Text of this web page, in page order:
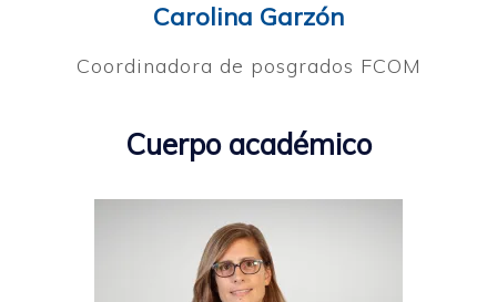
Carolina Garzón
Coordinadora de posgrados FCOM
Cuerpo académico